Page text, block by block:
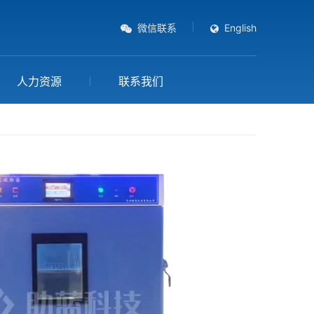
微信联系 English
人力资源 联系我们